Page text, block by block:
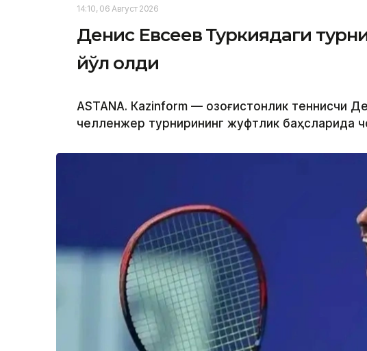
14:10, 06 Август 2026
Денис Евсеев Туркиядаги
йўл олди
ASTANА. Кazinform — Қозоғистонлик теннисчи
челленжер турнирининг жуфтлик баҳсларида